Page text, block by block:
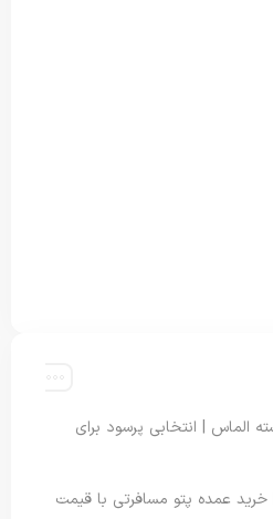
الماس | انتخابی پرسود برای
| خرید عمده پتو مسافرتی با قیمت